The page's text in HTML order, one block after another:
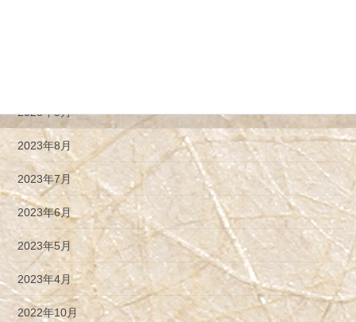
2023年9月
2023年8月
2023年7月
2023年6月
2023年5月
2023年4月
2022年10月